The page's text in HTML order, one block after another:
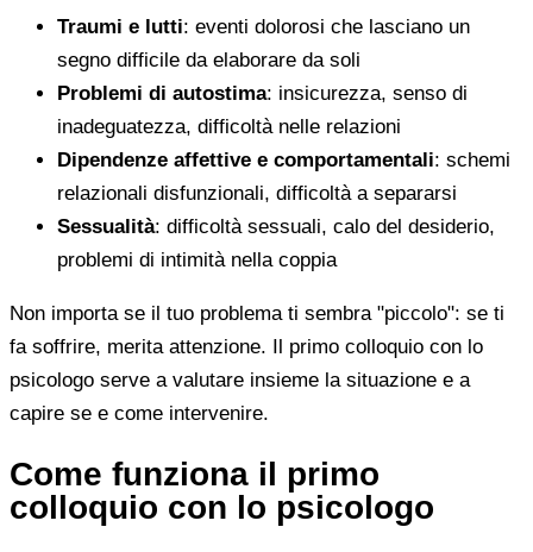
Traumi e lutti: eventi dolorosi che lasciano un
segno difficile da elaborare da soli
Problemi di autostima: insicurezza, senso di
inadeguatezza, difficoltà nelle relazioni
Dipendenze affettive e comportamentali: schemi
relazionali disfunzionali, difficoltà a separarsi
Sessualità: difficoltà sessuali, calo del desiderio,
problemi di intimità nella coppia
Non importa se il tuo problema ti sembra "piccolo": se ti
fa soffrire, merita attenzione. Il primo colloquio con lo
psicologo serve a valutare insieme la situazione e a
capire se e come intervenire.
Come funziona il primo
colloquio con lo psicologo